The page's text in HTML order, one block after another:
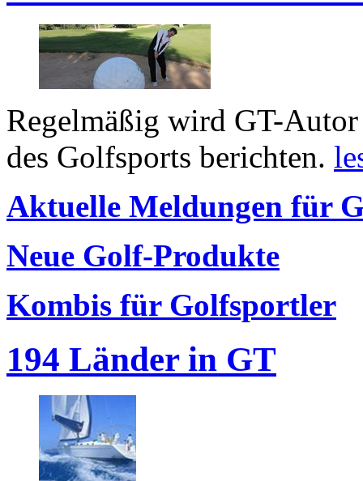
Regelmäßig wird GT-
des Golfsports berichten.
Aktuelle Meldungen für
Neue Golf-Produkte
Kombis für Golfsportler
194 Länder in GT